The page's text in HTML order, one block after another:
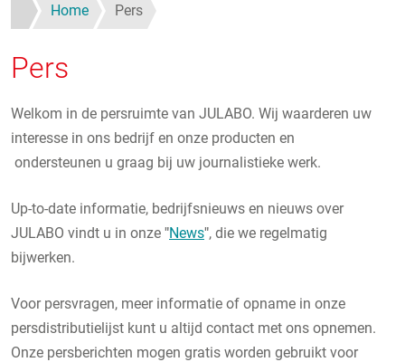
Home Pers
Pers
Welkom in de persruimte van JULABO. Wij waarderen uw
interesse in ons bedrijf en onze producten en
ondersteunen u graag bij uw journalistieke werk.
Up-to-date informatie, bedrijfsnieuws en nieuws over
JULABO vindt u in onze "News", die we regelmatig
bijwerken.
Voor persvragen, meer informatie of opname in onze
persdistributielijst kunt u altijd contact met ons opnemen.
Onze persberichten mogen gratis worden gebruikt voor